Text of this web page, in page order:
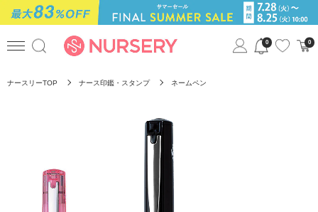
0 0
ナースリーTOP ナース印鑑・スタンプ ネームペン